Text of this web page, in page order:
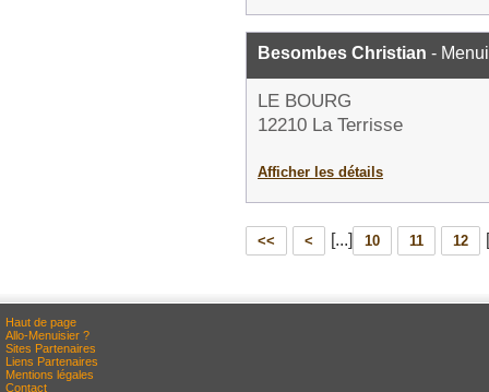
Besombes Christian -
LE BOURG
12210 La Terrisse
Afficher les détails
<< < [...] 10 11 12
Haut de page
Allo-Menuisier ?
Sites Partenaires
Liens Partenaires
Mentions légales
Contact